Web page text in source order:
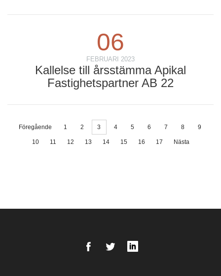
06
FEBRUARI 2023
Kallelse till årsstämma Apikal
Fastighetspartner AB 22
Föregående 1 2 3 4 5 6 7 8 9
10 11 12 13 14 15 16 17 Nästa
FacebookTwitter LinkedIn